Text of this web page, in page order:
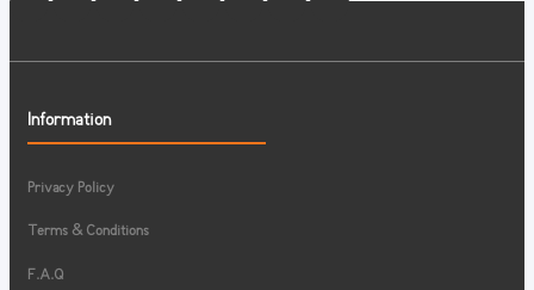
Information
Privacy Policy
Terms & Conditions
F.A.Q